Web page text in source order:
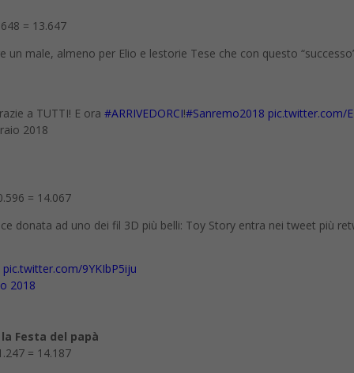
= 13.647
un male, almeno per Elio e lestorie Tese che con questo
a TUTTI! E ora #ARRIVEDORCI!#Sanremo2018 pic.twitter.com/
2018
= 14.067
donata ad uno dei fil 3D più belli: Toy Story entra nei tweet più
pic.twitter.com/9YKIbP5iju
2018
Festa del papà
= 14.187